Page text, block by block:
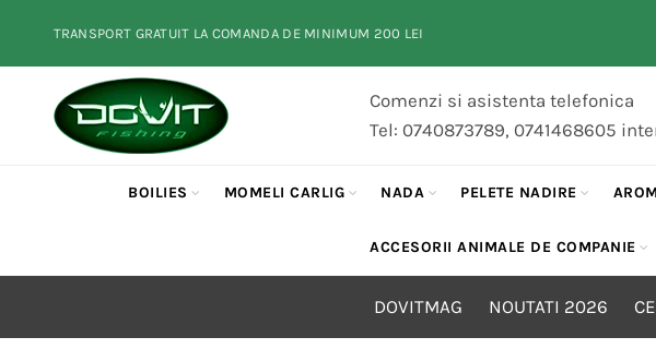
TRANSPORT GRATUIT LA COMANDA DE MINIMUM 200 LEI
Comenzi si asistenta telefonica
Tel: 0740873789, 0741468605
BOILIES MOMELI CARLIG NADA PELETE NADIRE
ACCESORII ANIMALE DE COMPANIE
DOVITMAG NOUTATI 2026